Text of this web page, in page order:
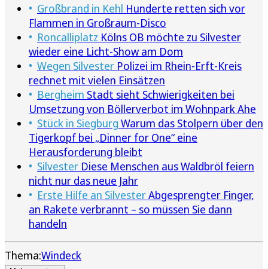
Großbrand in Kehl Hunderte retten sich vor
Flammen in Großraum-Disco
Roncalliplatz Kölns OB möchte zu Silvester
wieder eine Licht-Show am Dom
Wegen Silvester Polizei im Rhein-Erft-Kreis
rechnet mit vielen Einsätzen
Bergheim Stadt sieht Schwierigkeiten bei
Umsetzung von Böllerverbot im Wohnpark Ahe
Stück in Siegburg Warum das Stolpern über den
Tigerkopf bei „Dinner for One“ eine
Herausforderung bleibt
Silvester Diese Menschen aus Waldbröl feiern
nicht nur das neue Jahr
Erste Hilfe an SilvesterAbgesprengter Finger,
an Rakete verbrannt – so müssen Sie dann
handeln
Thema:Windeck